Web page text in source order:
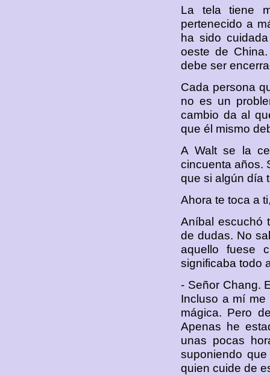
La tela tiene
pertenecido a
ha sido
oeste de
debe ser
Cada persona
no es un
cambio da al
que él mismo
A Walt se la
cincuenta años.
que si algún día
Ahora te toca a
Aníbal escuchó
de dudas. No
aquello fuese
significaba todo
- Señor Chang.
Incluso a mí me
mágica. Pero
Apenas he
unas pocas
suponiendo
quien cuide de